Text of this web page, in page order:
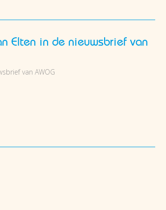
Elten in de nieuwsbrief van
van AWOG